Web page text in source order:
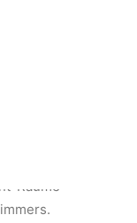
Räume –